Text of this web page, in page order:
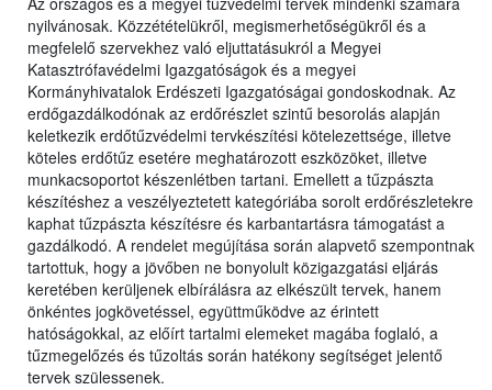
nyilvánosak. Közzétételükről, megismerhetőségükről és a
megfelelő szervekhez való eljuttatásukról a Megyei
Katasztrófavédelmi Igazgatóságok és a megyei
Kormányhivatalok Erdészeti Igazgatóságai gondoskodnak. Az
erdőgazdálkodónak az erdőrészlet szintű besorolás alapján
keletkezik erdőtűzvédelmi tervkészítési kötelezettsége, illetve
köteles erdőtűz esetére meghatározott eszközöket, illetve
munkacsoportot készenlétben tartani. Emellett a tűzpászta
készítéshez a veszélyeztetett kategóriába sorolt erdőrészletekre
kaphat tűzpászta készítésre és karbantartásra támogatást a
gazdálkodó. A rendelet megújítása során alapvető szempontnak
tartottuk, hogy a jövőben ne bonyolult közigazgatási eljárás
keretében kerüljenek elbírálásra az elkészült tervek, hanem
önkéntes jogkövetéssel, együttműködve az érintett
hatóságokkal, az előírt tartalmi elemeket magába foglaló, a
tűzmegelőzés és tűzoltás során hatékony segítséget jelentő
tervek szülessenek.